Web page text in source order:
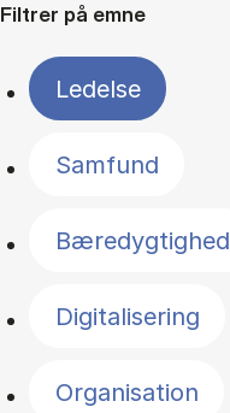
Filtrer på emne
Ledelse
Samfund
Bæredygtighed
Digitalisering
Organisation